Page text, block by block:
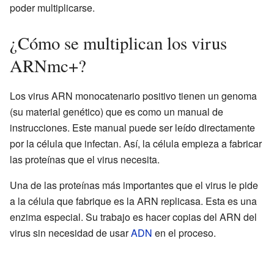
poder multiplicarse.
¿Cómo se multiplican los virus
ARNmc+?
Los virus ARN monocatenario positivo tienen un genoma
(su material genético) que es como un manual de
instrucciones. Este manual puede ser leído directamente
por la célula que infectan. Así, la célula empieza a fabricar
las proteínas que el virus necesita.
Una de las proteínas más importantes que el virus le pide
a la célula que fabrique es la ARN replicasa. Esta es una
enzima especial. Su trabajo es hacer copias del ARN del
virus sin necesidad de usarADN en el proceso.